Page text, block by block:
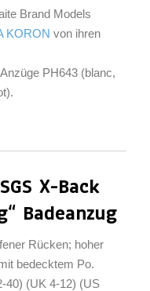
Brand Models
KORON von ihren
PH643 (blanc,
X-Back
Badeanzug
Rücken; hoher
bedecktem Po.
40) (UK 4-12) (US